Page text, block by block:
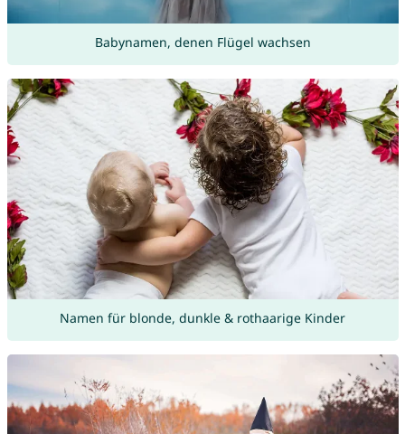
Babynamen, denen Flügel wachsen
Namen für blonde, dunkle & rothaarige Kinder